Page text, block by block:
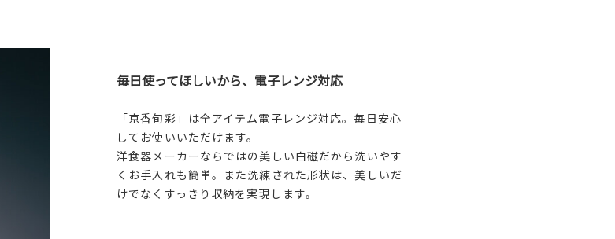
毎日使ってほしいから、電子レンジ対応
「京香旬彩」は全アイテム電子レンジ対応。毎日安心
してお使いいただけます。
洋食器メーカーならではの美しい白磁だから洗いやす
くお手入れも簡単。また洗練された形状は、美しいだ
けでなくすっきり収納を実現します。